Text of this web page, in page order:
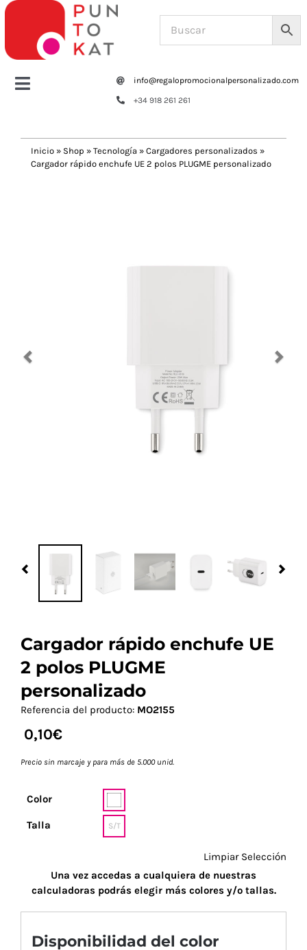
Saltar
contenido
Toggle
Tazas y botellas
Navidad 🎄 Invierno
info@regalopromocionalpersonalizado.com
+34 918 261 261
Inicio » Shop » Tecnología » Cargadores personalizados »
Cargador rápido enchufe UE 2 polos PLUGME personalizado
Cargador rápido enchufe UE
2 polos PLUGME
personalizado
Referencia del producto: MO2155
0,10€
Precio sin marcaje y para más de 5.000 unid.
Color
Talla S/T
Limpiar Selección
Una vez accedas a cualquiera de nuestras
calculadoras podrás elegir más colores y/o tallas.
Disponibilidad del color